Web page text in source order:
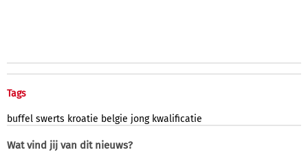
Tags
buffel swerts kroatie belgie jong kwalificatie
Wat vind jij van dit nieuws?